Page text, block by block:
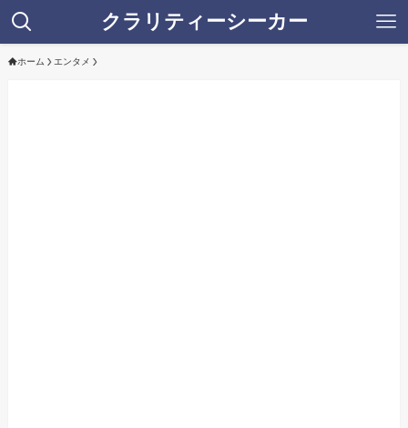
クラリティーシーカー
ホーム エンタメ